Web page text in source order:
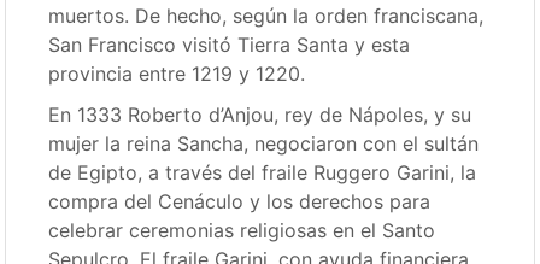
muertos. De hecho, según la orden franciscana,
San Francisco visitó Tierra Santa y esta
provincia entre 1219 y 1220.
En 1333 Roberto d’Anjou, rey de Nápoles, y su
mujer la reina Sancha, negociaron con el sultán
de Egipto, a través del fraile Ruggero Garini, la
compra del Cenáculo y los derechos para
celebrar ceremonias religiosas en el Santo
Sepulcro. El fraile Garini, con ayuda financiera